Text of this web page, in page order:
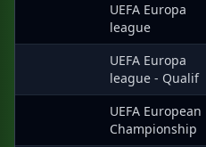
UEFA Europa
league
UEFA Europa
league - Qualif
UEFA European
Championship